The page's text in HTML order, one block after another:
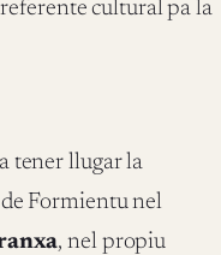
cultural pa la
tener llugar la
Formientu nel
, nel propiu